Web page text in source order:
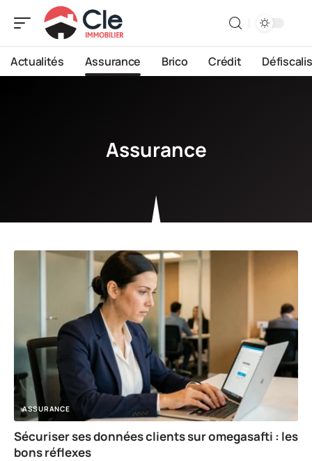
Actualités Assurance Brico Crédit
Assurance
ASSURANCE
Sécuriser ses données clients sur omegasafti : les
bons réflexes